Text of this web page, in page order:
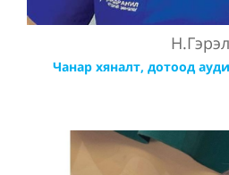
Н.Гэрэл
Чанар хяналт, дотоод